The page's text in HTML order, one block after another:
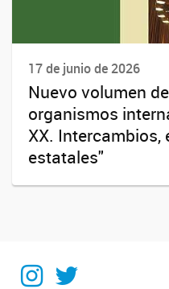
17 de junio de 2026
Nuevo volumen
organismos
XX.
estatales"
Instagram
Twitter